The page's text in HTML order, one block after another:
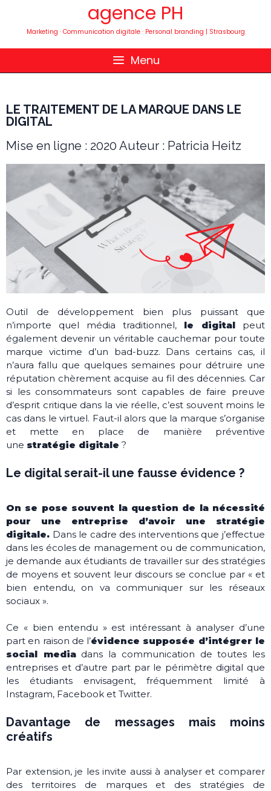
agence PH
Marketing · Communication digitale · Personal branding | Strasbourg
Menu
LE TRAITEMENT DE LA MARQUE DANS LE
DIGITAL
Mise en ligne : 2020 Auteur : Patricia Heitz
Outil de développement bien plus puissant que
n’importe quel média traditionnel, le digital peut
également devenir un véritable cauchemar pour toute
marque victime d’un bad-buzz. Dans certains cas, il
n’aura fallu que quelques semaines pour détruire une
réputation chèrement acquise au fil des décennies. Car
si les consommateurs sont capables de faire preuve
d’esprit critique dans la vie réelle, c’est souvent moins le
cas dans le virtuel. Faut-il alors que la marque s’organise
et mette en place de manière préventive
une stratégie digitale ?
Le digital serait-il une fausse évidence ?
On se pose souvent la question de la nécessité
pour une entreprise d’avoir une stratégie
digitale. Dans le cadre des interventions que j’effectue
dans les écoles de management ou de communication,
je demande aux étudiants de travailler sur des stratégies
de moyens et souvent leur discours se conclue par « et
bien entendu, on va communiquer sur les réseaux
sociaux ».
Ce « bien entendu » est intéressant à analyser d’une
part en raison de l’évidence supposée d’intégrer le
social mediadans la communication de toutes les
entreprises et d’autre part par le périmètre digital que
les étudiants envisagent, fréquemment limité à
Instagram, Facebook et Twitter.
Davantage de messages mais moins
créatifs
Par extension, je les invite aussi à analyser et comparer
des territoires de marques et des stratégies de